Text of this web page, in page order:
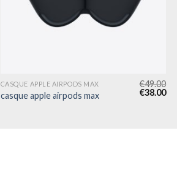
CASQUE APPLE AIRPODS MAX
casque apple airpods max
€49.00
€38.00